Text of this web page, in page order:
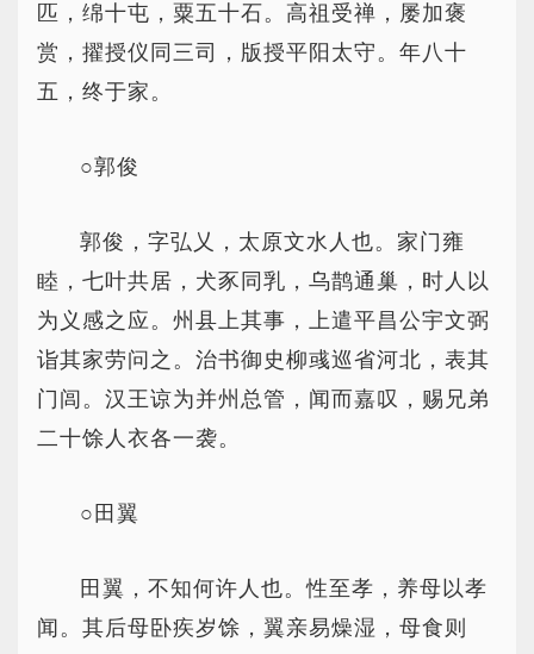
匹，绵十屯，粟五十石。高祖受禅，屡加褒
赏，擢授仪同三司，版授平阳太守。年八十
五，终于家。
○郭俊
郭俊，字弘乂，太原文水人也。家门雍
睦，七叶共居，犬豕同乳，乌鹊通巢，时人以
为义感之应。州县上其事，上遣平昌公宇文弼
诣其家劳问之。治书御史柳彧巡省河北，表其
门闾。汉王谅为并州总管，闻而嘉叹，赐兄弟
二十馀人衣各一袭。
○田翼
田翼，不知何许人也。性至孝，养母以孝
闻。其后母卧疾岁馀，翼亲易燥湿，母食则